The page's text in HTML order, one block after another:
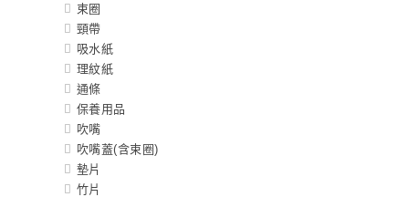
束圈
頸帶
吸水紙
理紋紙
通條
保養用品
吹嘴
吹嘴蓋(含束圈)
墊片
竹片